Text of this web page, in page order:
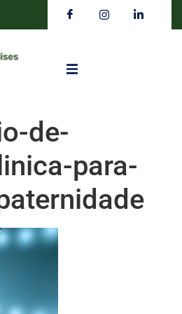
de-
para-